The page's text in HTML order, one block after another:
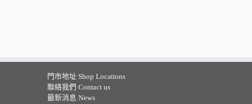
門市地址 Shop Locations
聯絡我們 Contact us
最新消息 News